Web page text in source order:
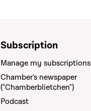
Subscription
Manage my subscriptions
Chamber's newspaper
("Chamberblietchen")
Podcast